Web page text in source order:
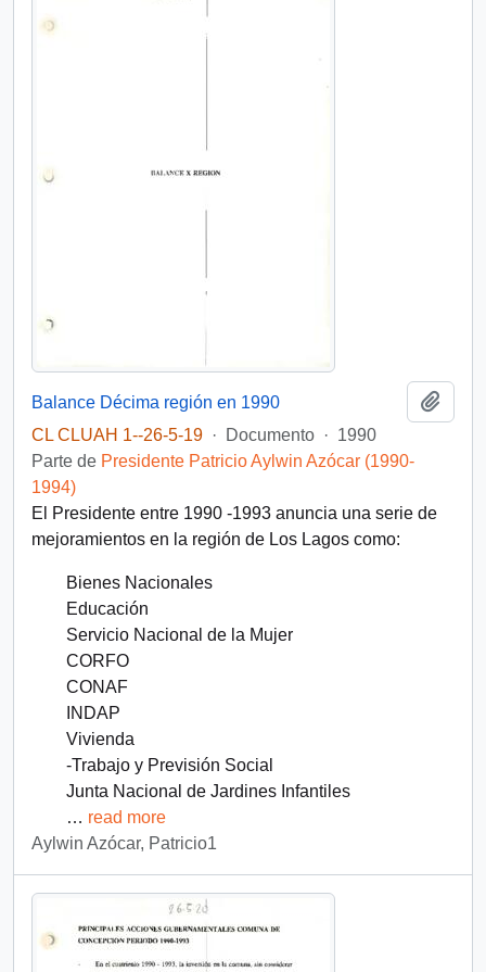
Balance Décima región en 1990
CL CLUAH 1--26-5-19 · Documento · 1990
Parte de Presidente Patricio Aylwin Azócar (1990-
1994)
El Presidente entre 1990 -1993 anuncia una serie de
mejoramientos en la región de Los Lagos como:
Bienes Nacionales
Educación
Servicio Nacional de la Mujer
CORFO
CONAF
INDAP
Vivienda
-Trabajo y Previsión Social
Junta Nacional de Jardines Infantiles
… read more
Aylwin Azócar, Patricio1